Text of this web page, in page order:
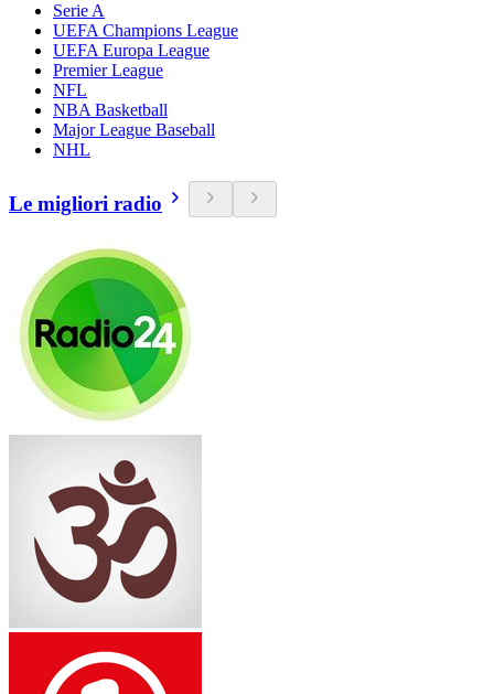
Serie A
UEFA Champions League
UEFA Europa League
Premier League
NFL
NBA Basketball
Major League Baseball
NHL
Le migliori radio